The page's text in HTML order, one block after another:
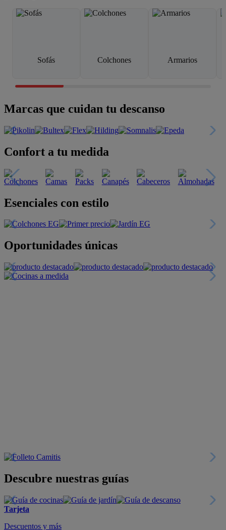
Sofás Colchones Armarios
Marcas que cuidan tu descanso
Confort a tu medida
Esenciales con estilo
Oportunidades únicas
Descubre nuestras guías
Tarjeta
Descuentos y más